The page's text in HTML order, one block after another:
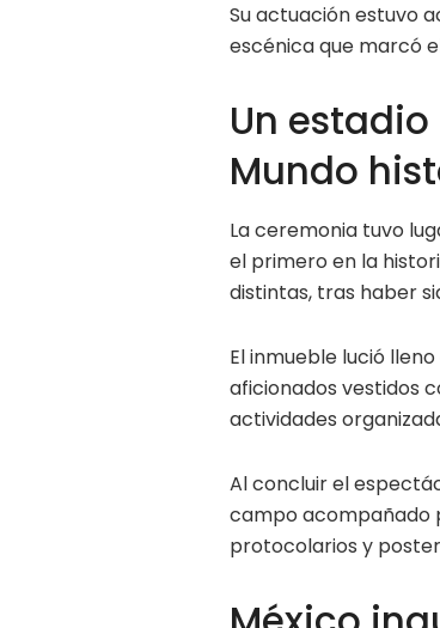
Su actuación estuvo
escénica que marcó
Un
Mundo
La ceremonia tuvo
el primero en la
distintas, tras haber
El inmueble lució
aficionados vestidos
actividades
Al concluir el
campo acompañado
protocolarios y